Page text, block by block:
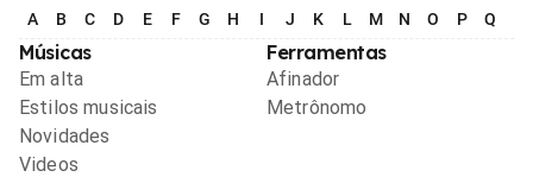
A B C D E F G H I J K L M N O P Q
Músicas
Em alta
Estilos musicais
Novidades
Videos
Ferramentas
Afinador
Metrônomo